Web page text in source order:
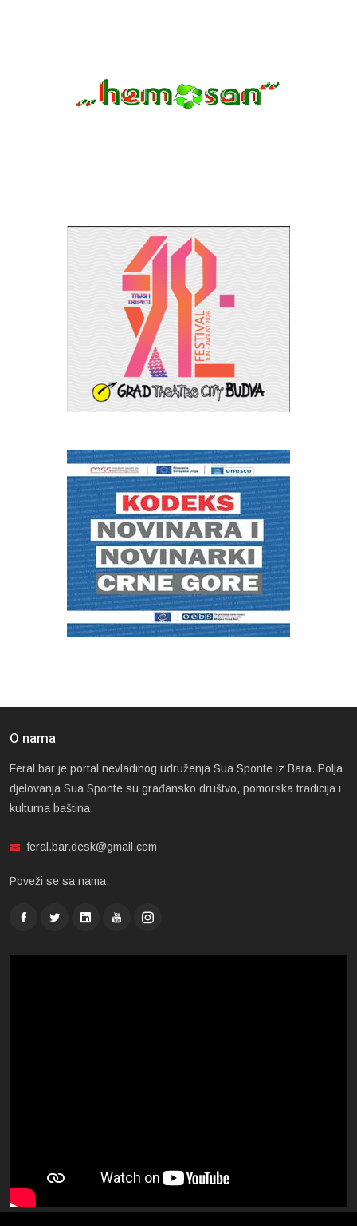
O nama
Feral.bar je portal nevladinog udruženja Sua Sponte iz Bara. Polja
djelovanja Sua Sponte su građansko društvo, pomorska tradicija i
kulturna baština.
feral.bar.desk@gmail.com
Poveži se sa nama: